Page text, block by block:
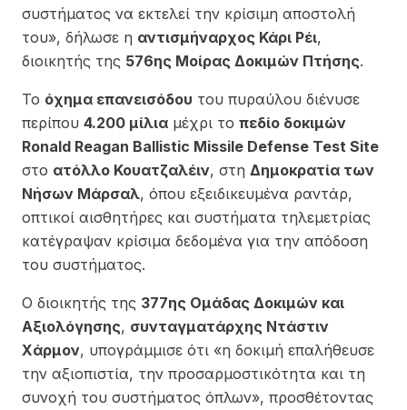
συστήματος να εκτελεί την κρίσιμη αποστολή
του», δήλωσε η αντισμήναρχος Κάρι Ρέι,
διοικητής της 576ης Μοίρας Δοκιμών Πτήσης.
Το όχημα επανεισόδου του πυραύλου διένυσε
περίπου 4.200 μίλια μέχρι το πεδίο δοκιμών
Ronald Reagan Ballistic Missile Defense Test Site
στο ατόλλο Κουατζαλέιν, στη Δημοκρατία των
Νήσων Μάρσαλ, όπου εξειδικευμένα ραντάρ,
οπτικοί αισθητήρες και συστήματα τηλεμετρίας
κατέγραψαν κρίσιμα δεδομένα για την απόδοση
του συστήματος.
Ο διοικητής της 377ης Ομάδας Δοκιμών και
Αξιολόγησης, συνταγματάρχης Ντάστιν
Χάρμον, υπογράμμισε ότι «η δοκιμή επαλήθευσε
την αξιοπιστία, την προσαρμοστικότητα και τη
συνοχή του συστήματος όπλων», προσθέτοντας